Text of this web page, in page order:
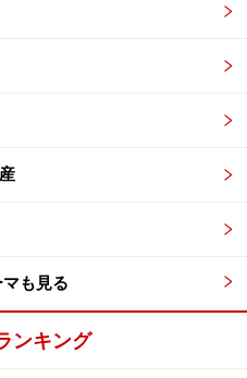
ゥブ・ミナール。写真左の
拝＝サラートを告知する塔＝
ナ教、ヒンドゥー教などの
ンドの「サーンチーの仏教
陀の生誕地ルンビニ」、ヒ
ジュラホの建造物群」「マ
、イスラム教ではインドの
も見る
ンキング